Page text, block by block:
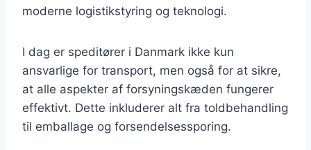
moderne logistikstyring og teknologi.
I dag er speditører i Danmark ikke kun
ansvarlige for transport, men også for at sikre,
at alle aspekter af forsyningskæden fungerer
effektivt. Dette inkluderer alt fra toldbehandling
til emballage og forsendelsessporing.